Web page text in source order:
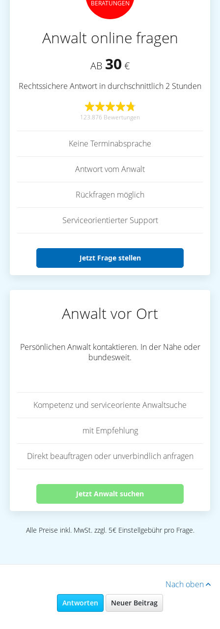
BERATUNGEN
Anwalt online fragen
AB 30 €
Rechtssichere Antwort in durchschnittlich 2 Stunden
123.876 Bewertungen
Keine Terminabsprache
Antwort vom Anwalt
Rückfragen möglich
Serviceorientierter Support
Jetzt Frage stellen
Anwalt vor Ort
Persönlichen Anwalt kontaktieren. In der Nähe oder
bundesweit.
Kompetenz und serviceoriente Anwaltsuche
mit Empfehlung
Direkt beauftragen oder unverbindlich anfragen
Jetzt Anwalt suchen
Alle Preise inkl. MwSt. zzgl. 5€ Einstellgebühr pro Frage.
Nach oben
Antworten Neuer Beitrag